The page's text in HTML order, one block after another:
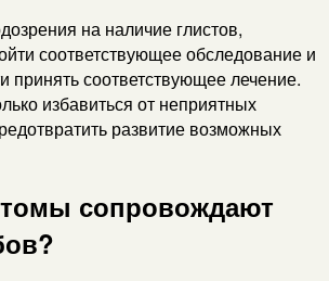
на наличие глистов,
соответствующее обследование и
принять соответствующее лечение.
избавиться от неприятных
развитие возможных
сопровождают